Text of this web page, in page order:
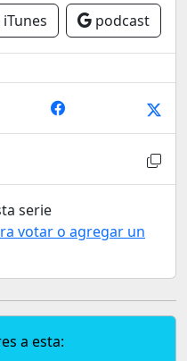
iTunes podcast
serie
votar o agregar un
a esta: